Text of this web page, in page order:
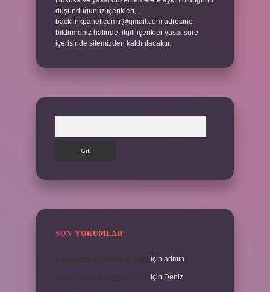
düşündüğünüz içerikleri,
backlinkpanelicomtr@gmail.com adresine
bildirmeniz halinde, ilgili içerikler yasal süre
içerisinde sitemizden kaldırılacaktır.
SON YORUMLAR
için admin
için Deniz